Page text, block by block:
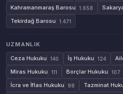
Kahramanmaraş Barosu 1.658
Tekirdağ Barosu 1.471
UZMANLIK
Ceza Hukuku
140 İş Hukuku 124
Miras Hukuku 111 Borçlar Hukuku 107
İcra ve İflas Hukuku 98 Tazminat